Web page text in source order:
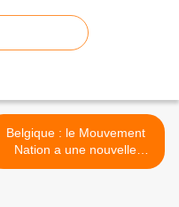
Belgique : le Mouvement
Nation a une nouvelle
présidente >